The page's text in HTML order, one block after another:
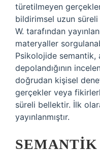
türetilmeyen
bildirimsel uzun
W. tarafından
materyaller
Psikolojide semantik,
depolandığının
doğrudan kişisel
gerçekler veya
süreli bellektir. İlk
yayınlanmıştır.